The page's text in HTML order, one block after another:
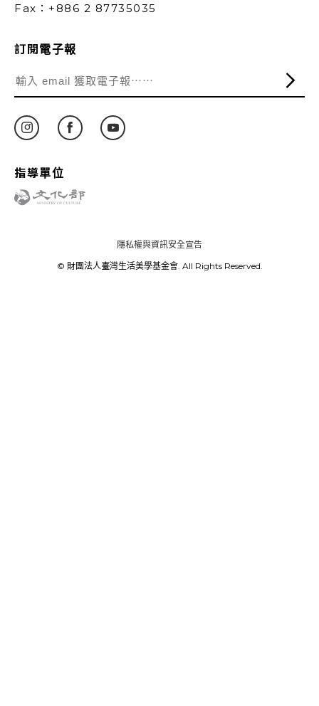
Fax：+886 2 87735035
訂閱電子報
指導單位
隱私權與資訊安全宣告
© 財團法人臺灣生活美學基金會. All Rights Reserved.